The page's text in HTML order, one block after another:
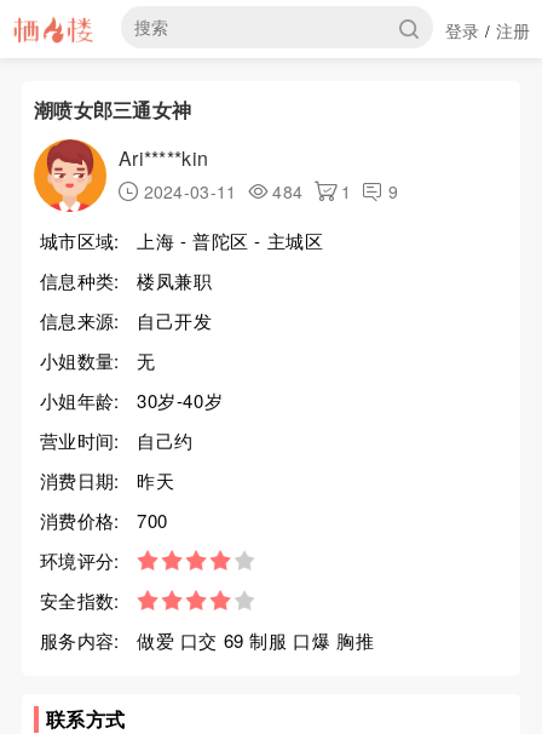
登录 / 注册
潮喷女郎三通女神
Ari*****kin
2024-03-11 484 1 9
城市区域:
上海 - 普陀区 - 主城区
信息种类:
楼凤兼职
信息来源:
自己开发
小姐数量:
无
小姐年龄:
30岁-40岁
营业时间:
自己约
消费日期:
昨天
消费价格:
700
环境评分:
安全指数:
服务内容:
做爱 口交 69 制服 口爆 胸推
联系方式